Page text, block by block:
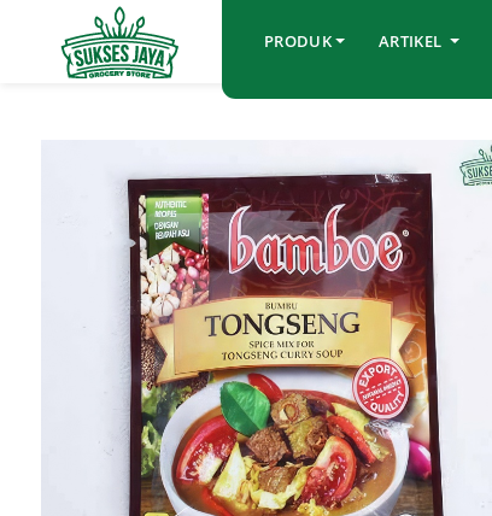
PRODUK ARTIKEL